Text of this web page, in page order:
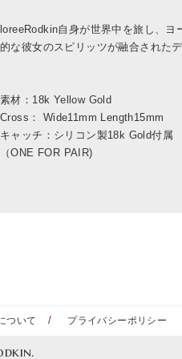
loreeRodkin自身が世界中を旅し、
的な彼女のスピリッツが融合された
素材：18k Yellow Gold
Cross： Wide11mm Length15mm
キャッチ：シリコン製18k Gold付属
（ONE FOR PAIR)
ついて プライバシーポリシー